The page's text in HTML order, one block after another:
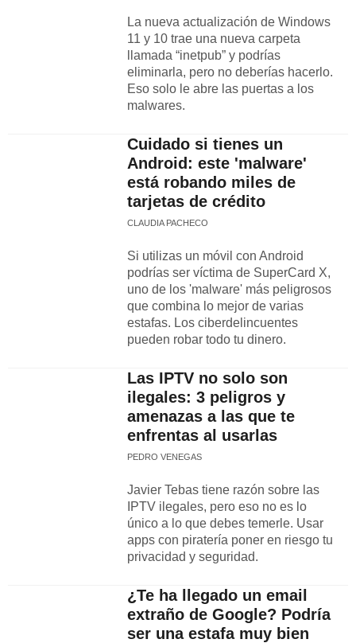
La nueva actualización de Windows
11 y 10 trae una nueva carpeta
llamada “inetpub” y podrías
eliminarla, pero no deberías hacerlo.
Eso solo le abre las puertas a los
malwares.
Cuidado si tienes un
Android: este 'malware'
está robando miles de
tarjetas de crédito
CLAUDIA PACHECO
Si utilizas un móvil con Android
podrías ser víctima de SuperCard X,
uno de los 'malware' más peligrosos
que combina lo mejor de varias
estafas. Los ciberdelincuentes
pueden robar todo tu dinero.
Las IPTV no solo son
ilegales: 3 peligros y
amenazas a las que te
enfrentas al usarlas
PEDRO VENEGAS
Javier Tebas tiene razón sobre las
IPTV ilegales, pero eso no es lo
único a lo que debes temerle. Usar
apps con piratería poner en riesgo tu
privacidad y seguridad.
¿Te ha llegado un email
extraño de Google? Podría
ser una estafa muy bien